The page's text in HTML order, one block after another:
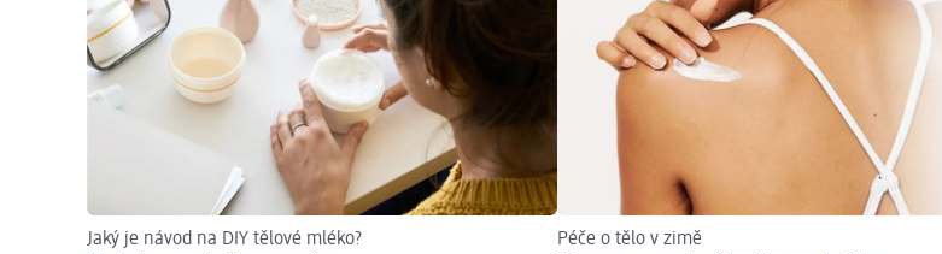
Jaký je návod na DIY tělové mléko? Péče o tělo v zimě